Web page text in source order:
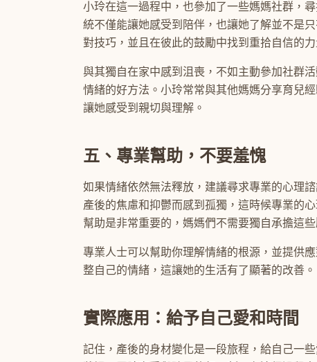
小玲在這一過程中，也參加了一些媽媽社群，
統不僅能讓她感受到陪伴，也讓她了解並不是
對技巧，並且在彼此的鼓勵中找到重拾自信的力
與其獨自在家中感到沮喪，不如主動參加社群
情緒的好方法。小玲常常與其他媽媽分享育兒
讓她感受到親切與理解。
五、專業幫助，不要羞愧
如果情緒依然無法釋放，建議尋求專業的心理
產後的焦慮和抑鬱而感到孤獨，這時候專業的
幫助是非常重要的，媽媽們不需要獨自承擔這些
專業人士可以幫助你理解情緒的根源，並提供
整自己的情緒，這讓她的生活有了顯著的改善。
實際應用：給予自己愛和時間
記住，產後的身材變化是一段旅程，給自己一